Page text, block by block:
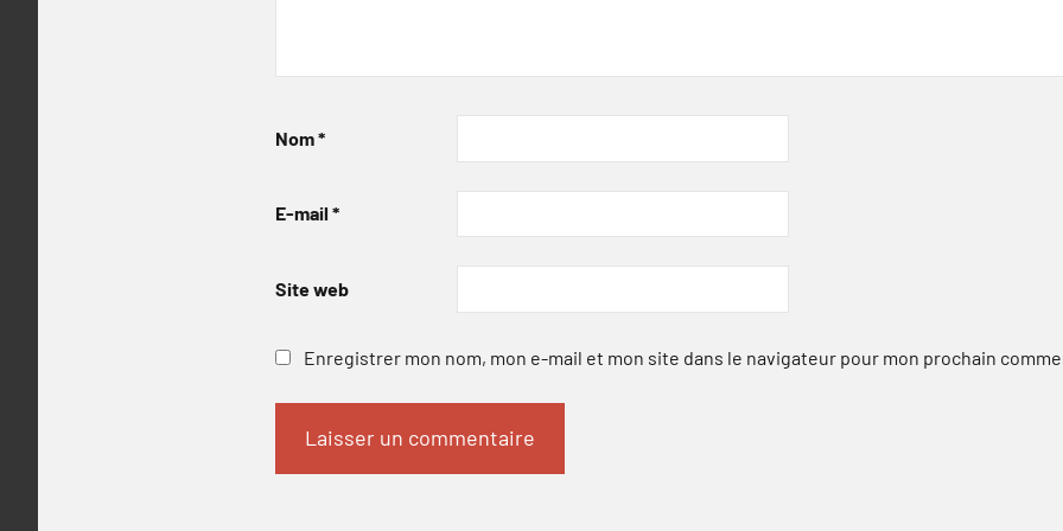
Nom*
E-mail *
Site web
Enregistrer mon nom, mon e-mail et mon site dans le navigateur pour mon prochain